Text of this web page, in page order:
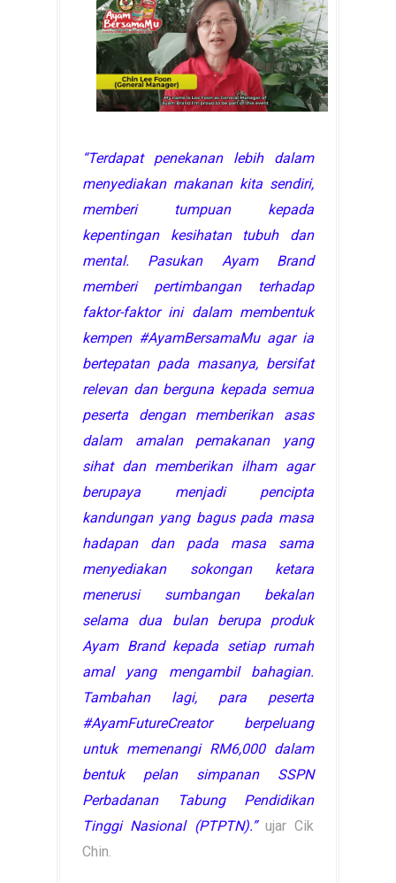
“Terdapat penekanan lebih dalam
menyediakan makanan kita sendiri,
memberi tumpuan kepada
kepentingan kesihatan tubuh dan
mental. Pasukan Ayam Brand
memberi pertimbangan terhadap
faktor-faktor ini dalam membentuk
kempen #AyamBersamaMu agar ia
bertepatan pada masanya, bersifat
relevan dan berguna kepada semua
peserta dengan memberikan asas
dalam amalan pemakanan yang
sihat dan memberikan ilham agar
berupaya menjadi pencipta
kandungan yang bagus pada masa
hadapan dan pada masa sama
menyediakan sokongan ketara
menerusi sumbangan bekalan
selama dua bulan berupa produk
Ayam Brand kepada setiap rumah
amal yang mengambil bahagian.
Tambahan lagi, para peserta
#AyamFutureCreator berpeluang
untuk memenangi RM6,000 dalam
bentuk pelan simpanan SSPN
Perbadanan Tabung Pendidikan
Tinggi Nasional (PTPTN).”ujar Cik
Chin.